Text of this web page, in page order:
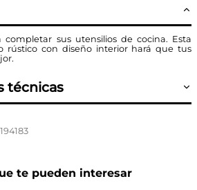
sus utensilios de cocina. Esta
rústico con diseño interior hará que tus
técnicas
te pueden interesar